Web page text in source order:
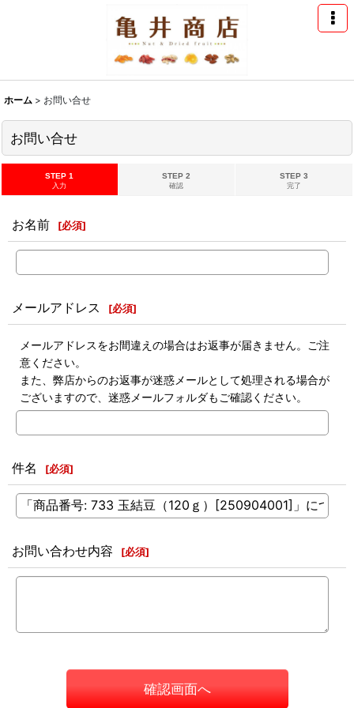
ホーム > お問い合せ
お問い合せ
STEP 1
入力
STEP 2
確認
STEP 3
完了
お名前 [必須]
メールアドレス [必須]
メールアドレスをお間違えの場合はお返事が届きません。ご注
意ください。
また、弊店からのお返事が迷惑メールとして処理される場合が
ございますので、迷惑メールフォルダもご確認ください。
件名 [必須]
お問い合わせ内容 [必須]
確認画面へ